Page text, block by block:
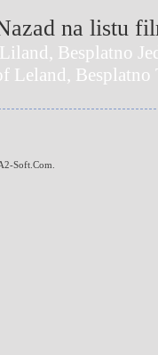
na listu
Besplatno
Leland, Besplatno
Soft.Com.